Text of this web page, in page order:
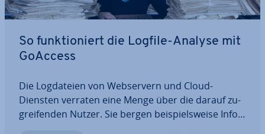
So funk­tio­niert die Logfile-Analyse mit
GoAccess
Die Log­da­tei­en von Web­ser­vern und Cloud-
Diensten verraten eine Menge über die darauf zu­
grei­fen­den Nutzer. Sie bergen bei­spiels­wei­se In­for­